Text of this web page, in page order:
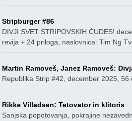
Stripburger #86
DIVJI SVET STRIPOVSKIH ČUDES!
revija + 24 priloga, naslovnica: Tim Ng
Martin Ramoveš, Janez Ramoveš:
Republika Strip #42, december 2025, 56
Rikke Villadsen: Tetovator in klitoris
Sanjska popotovanja, pokrajine